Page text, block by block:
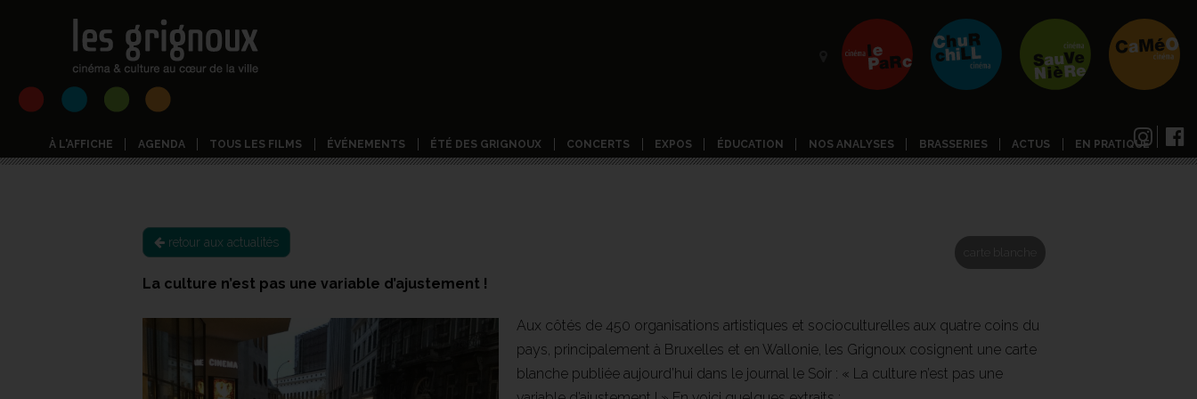
À L'AFFICHE AGENDA TOUS LES FILMS ÉVÉNEMENTS ÉTÉ DES GRIGNOUX CONCERTS EXPOS ÉDUCATION NOS ANALYSES BRASSERIES ACTUS EN PRATIQUE
retour aux actualités
La culture n’est pas une variable d’ajustement !
Aux côtés de 450 organisations artistiques et socioculturelles aux quatre coins du
pays, principalement à Bruxelles et en Wallonie, les Grignoux cosignent une carte
blanche publiée aujourd’hui dans le journal le Soir : « La culture n’est pas une